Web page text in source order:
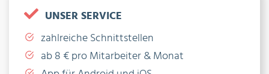
UNSER SERVICE
zahlreiche Schnittstellen
ab 8 € pro Mitarbeiter & Monat